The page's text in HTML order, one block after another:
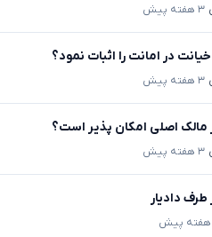
۳ هفته پیش
در امانت را اثبات نمود؟
۳ هفته پیش
اصلی امکان پذیر است؟
۳ هفته پیش
دادیار